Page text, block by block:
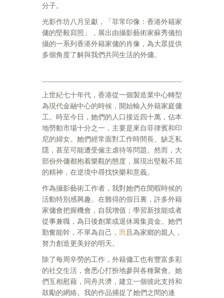
分子。
光影作坊八月呈獻，「菲常印像：香港外籍家
傭的堅毅寫照」，展出由攝影藝術家蘇秀儀拍
攝的一系列香港外籍家傭的肖像，為大眾提供
多個角度了解與我們共同生活的外傭。
上世紀七十年代，香港從一個製造業中心轉型
為現代金融中心的時候，開始輸入外籍家庭傭
工。時至今日，她們的人口接近四十萬，佔本
地勞動市場十分之一，主要是來自菲律賓和印
尼的婦女。她們經常面對工作時間長、缺乏私
隱，甚至可能遭受僱主虐待等問題。然而，大
部份外傭都抱着樂觀的態度，展現出堅毅不屈
的精神，在逆境中尋找快樂和意義。
作為攝影藝術工作者，我對她們在閒暇時候的
活動特別感興趣。在難得的假日裏，許多外籍
家傭會把握機會，自我增值；學習新技能或者
從事兼職，為日後創業或退休籌集資金。她們
勤奮能幹，不單為自己， 而 且為家鄉的親人，
努力創造更美好的明天。
除了每周辛勞的工作，外籍傭工也有豐富多彩
的社交生活，會悉心打扮地參與各種聚會。她
們互相慰藉，同舟共濟，建立一個彼此支持和
鼓勵的網絡。我的作品捕捉了她們之間的連